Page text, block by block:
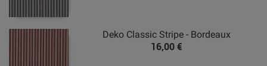
Deko Classic Stripe - Bordeaux
16,00 €